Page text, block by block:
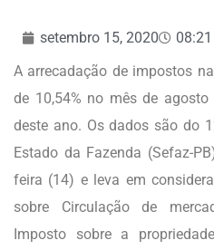
setembro 15, 2020
A arrecadação de impostos
de 10,54% no mês de
deste ano. Os dados são do
Estado da Fazenda (Sefaz-
feira (14) e leva em
sobre Circulação de
Imposto sobre a